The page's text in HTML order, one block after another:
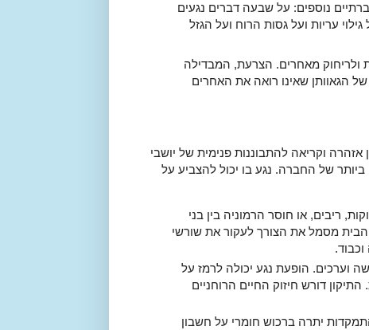
נוספים: על שבעה דברים נגעים
עריות ועל גסות הרוח ועל הגזל
ולריחוק מאחרים. הצרעת, המבדילה
הגאוותן שאינו רואה את האחרים
וקריאה להתבוננות פנימית של יושבי
של החברה. נגע בו יכול להצביע על
ריבים, או חוסר הרמוניה בין בני
מסמל את הצורך לעקור את שורשי
וערכים. הופעת נגע יכולה לרמז על
דורש חיזוק החיים הרוחניים
יתרה ברכוש חומרי על חשבון